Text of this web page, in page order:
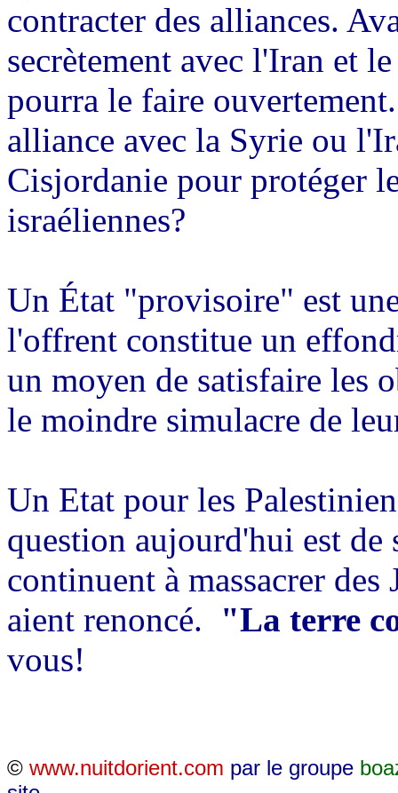
contracter des alliances.
secrètement avec l'Iran et
pourra le faire
alliance avec la Syrie ou
Cisjordanie pour protéger
israéliennes?
Un État "provisoire" est
l'offrent constitue un
un moyen de satisfaire les
le moindre simulacre de
Un Etat pour les
question aujourd'hui est
continuent à massacrer
aient renoncé.
"La terre
vous!
© www.nuitdorient.com par le groupe